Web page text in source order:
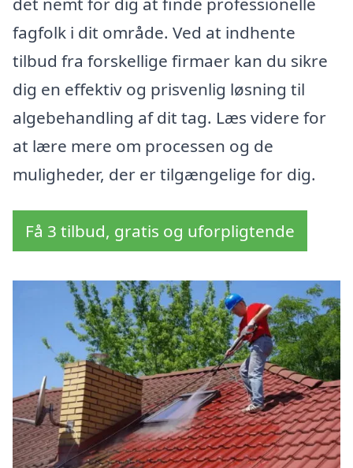
fagfolk i dit område. Ved at indhente
tilbud fra forskellige firmaer kan du sikre
dig en effektiv og prisvenlig løsning til
algebehandling af dit tag. Læs videre for
at lære mere om processen og de
muligheder, der er tilgængelige for dig.
Få 3 tilbud, gratis og uforpligtende